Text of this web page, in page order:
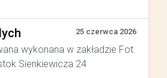
25 czerwca 2026
wykonana w zakładzie Fot.
Sienkiewicza 24